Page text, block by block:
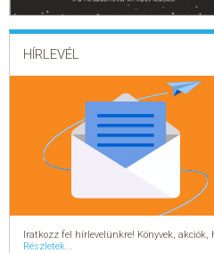
HÍRLEVÉL
Iratkozz fel hírlevelünkre! Könyvek,
Részletek...
KÍVÁNSÁG TOPLISTA
ELADÁSI SIKERLISTA
ÁLTALÁNOS SZERZŐDÉSI FELTÉTELEK
ADATKEZELÉSI ÉS ADATVÉDELMI